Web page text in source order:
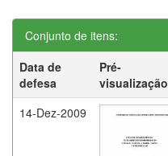
Conjunto de itens:
Data de
defesa
Pré-
visualização
14-Dez-2009